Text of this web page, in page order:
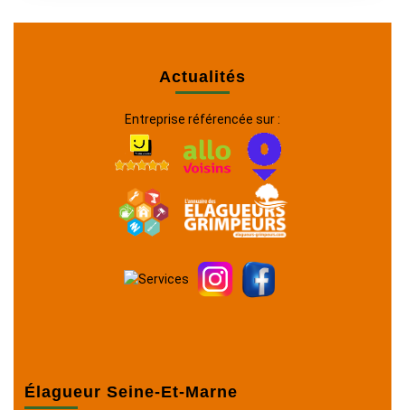
Actualités
Entreprise référencée sur :
Élagueur Seine-Et-Marne